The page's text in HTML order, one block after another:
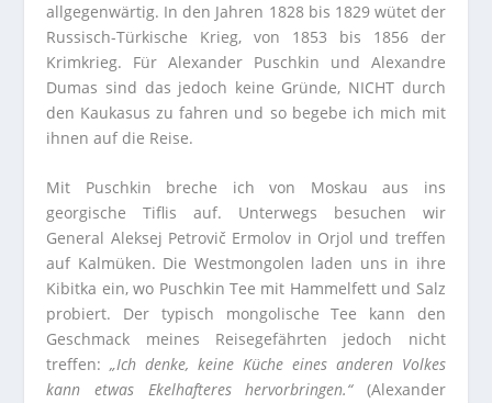
allgegenwärtig. In den Jahren 1828 bis 1829 wütet der
Russisch-Türkische Krieg, von 1853 bis 1856 der
Krimkrieg. Für Alexander Puschkin und Alexandre
Dumas sind das jedoch keine Gründe, NICHT durch
den Kaukasus zu fahren und so begebe ich mich mit
ihnen auf die Reise.
Mit Puschkin breche ich von Moskau aus ins
georgische Tiflis auf. Unterwegs besuchen wir
General Aleksej Petrovič Ermolov in Orjol und treffen
auf Kalmüken. Die Westmongolen laden uns in ihre
Kibitka ein, wo Puschkin Tee mit Hammelfett und Salz
probiert. Der typisch mongolische Tee kann den
Geschmack meines Reisegefährten jedoch nicht
treffen:„Ich denke, keine Küche eines anderen Volkes
kann etwas Ekelhafteres hervorbringen.“ (Alexander